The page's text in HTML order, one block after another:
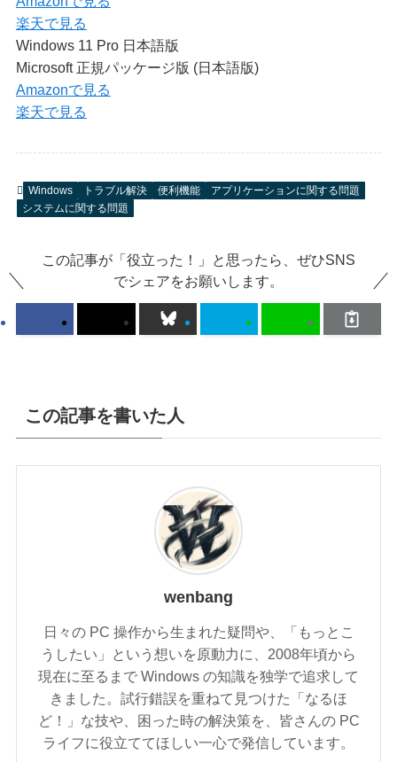
楽天で見る
Windows 11 Pro 日本語版
Microsoft 正規パッケージ版 (日本語版)
Amazonで見る
楽天で見る
Windows トラブル解決 便利機能
アプリケーションに関する問題
システムに関する問題
この記事が「役立った！」と思ったら、ぜひSNS
でシェアをお願いします。
この記事を書いた人
wenbang
日々の PC 操作から生まれた疑問や、「もっとこ
うしたい」という想いを原動力に、2008年頃から
現在に至るまで Windows の知識を独学で追求して
きました。試行錯誤を重ねて見つけた「なるほ
ど！」な技や、困った時の解決策を、皆さんの PC
ライフに役立ててほしい一心で発信しています。